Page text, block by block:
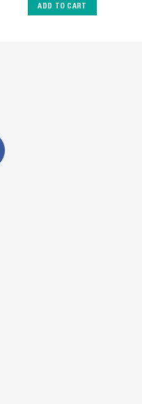
ADD TO CART